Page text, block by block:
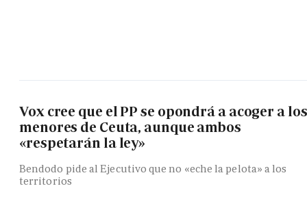
Vox cree que el PP se opondrá a acoger a los
menores de Ceuta, aunque ambos
«respetarán la ley»
Bendodo pide al Ejecutivo que no «eche la pelota» a los
territorios